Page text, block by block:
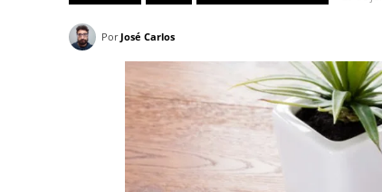
Por José Carlos